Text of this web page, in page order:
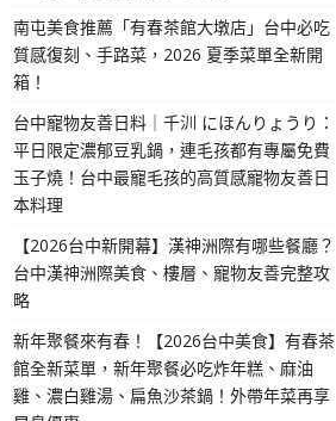
南屯美食推薦「有春茶館大墩店」台中必吃
質感復刻、手路菜，2026 夏季菜單全新開
箱！
台中寵物友善日料｜千汌 にほんりょうり：
平日限定濃郁豆乳鍋，連毛孩都有專屬免費
玉子燒！台中最寵毛孩的高質感寵物友善日
本料理
【2026台中新開幕】漢神洲際有哪些餐廳？
台中漢神洲際美食、樓層、寵物友善完整攻
略
新年聚餐來有春！【2026台中美食】有春茶
館全新菜單，新年聚餐必吃炸年糕、麻油
雞、濃白雞湯、扁魚沙茶鍋！外帶年菜再享